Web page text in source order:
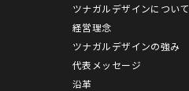
ツナガルデザインについて
経営理念
ツナガルデザインの強み
代表メッセージ
沿革